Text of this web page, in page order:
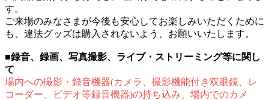
す。
ご来場のみなさまが今後も安心してお楽しみいただくために
も、違法グッズは購入されないよう、お願いいたします。
■録音、録画、写真撮影、ライブ・ストリーミング等に関し
て
場内への撮影・録音機器(カメラ、撮影機能付き双眼鏡、レ
コーダー、ビデオ等録音機器)の持ち込み、場内でのカメ